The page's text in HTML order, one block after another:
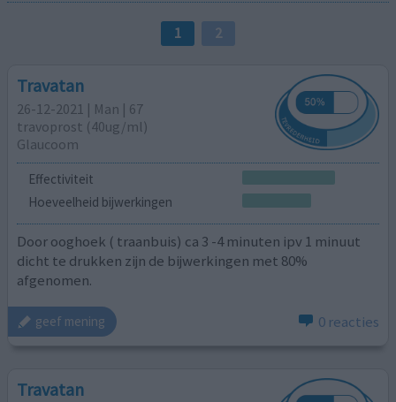
1 2
Travatan
26-12-2021 | Man | 67
travoprost (40ug/ml)
Glaucoom
Effectiviteit
Hoeveelheid bijwerkingen
Door ooghoek ( traanbuis) ca 3 -4 minuten ipv 1 minuut
dicht te drukken zijn de bijwerkingen met 80%
afgenomen.
geef mening 0 reacties
Travatan